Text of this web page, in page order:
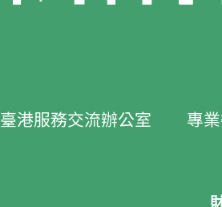
臺港服務交流辦公室 專